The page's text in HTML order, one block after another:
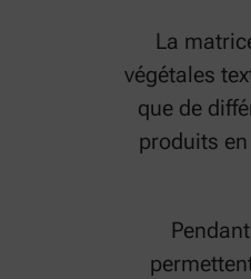
La
végétales
que de
produits